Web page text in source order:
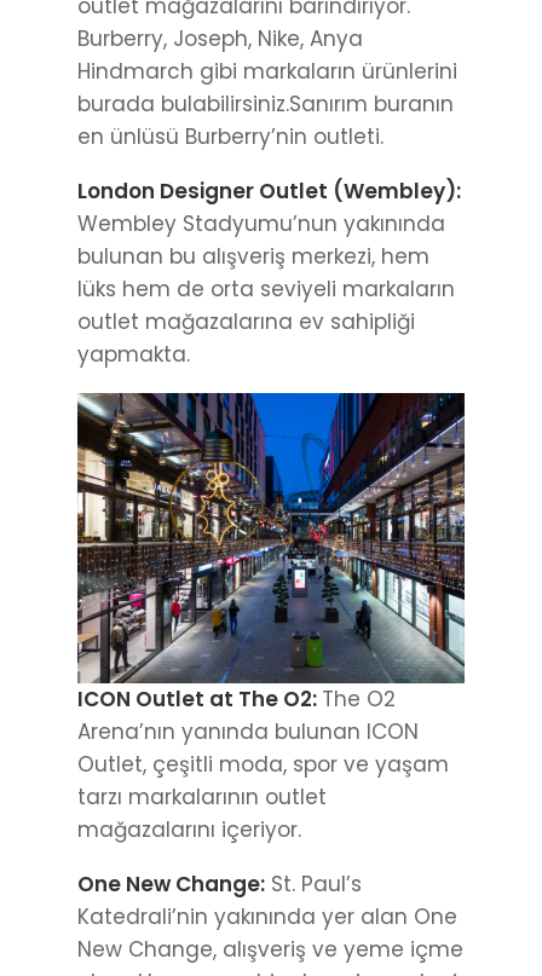
outlet mağazalarını barındırıyor.
Burberry, Joseph, Nike, Anya
Hindmarch gibi markaların ürünlerini
burada bulabilirsiniz.Sanırım buranın
en ünlüsü Burberry’nin outleti.
London Designer Outlet (Wembley):
Wembley Stadyumu’nun yakınında
bulunan bu alışveriş merkezi, hem
lüks hem de orta seviyeli markaların
outlet mağazalarına ev sahipliği
yapmakta.
ICON Outlet at The O2: The O2
Arena’nın yanında bulunan ICON
Outlet, çeşitli moda, spor ve yaşam
tarzı markalarının outlet
mağazalarını içeriyor.
One New Change: St. Paul’s
Katedrali’nin yakınında yer alan One
New Change, alışveriş ve yeme içme